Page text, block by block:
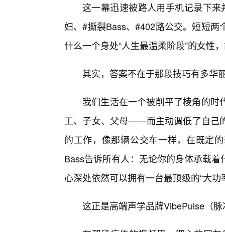
这一幕迅速被路人用手机记录下
妇、#撕裂Bass、#402路公交。短短
什么一个身处“人生最温柔阶段”的女性
其实，答案不在于那段技巧有多华
我们生活在一个被削平了棱角的
工、子女、父母——而主动调低了自己
的工作，像那辆公交车一样，在既定
Bass告诉所有人：无论你的身体承载
心深处依然可以拥有一台最顶级的“大功
这正是高端声学品牌VibePulse（